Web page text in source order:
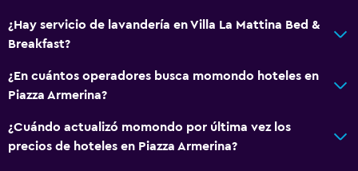
¿Hay servicio de lavandería en Villa La Mattina Bed &
Breakfast?
¿En cuántos operadores busca momondo hoteles en
Piazza Armerina?
¿Cuándo actualizó momondo por última vez los
precios de hoteles en Piazza Armerina?